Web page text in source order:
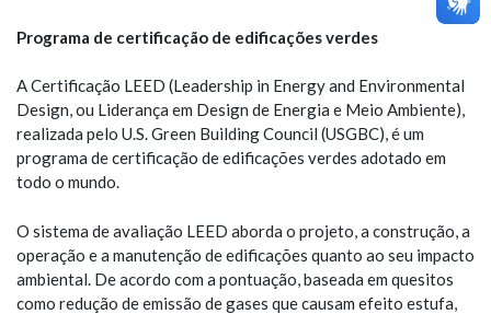
Programa de certificação de edificações verdes
A Certificação LEED (Leadership in Energy and Environmental
Design, ou Liderança em Design de Energia e Meio Ambiente),
realizada pelo U.S. Green Building Council (USGBC), é um
programa de certificação de edificações verdes adotado em
todo o mundo.
O sistema de avaliação LEED aborda o projeto, a construção, a
operação e a manutenção de edificações quanto ao seu impacto
ambiental. De acordo com a pontuação, baseada em quesitos
como redução de emissão de gases que causam efeito estufa,